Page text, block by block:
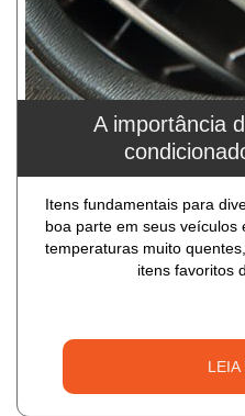
A importância
Itens fundamentais para
boa parte em seus veículos
temperaturas muito
itens favoritos
LEIA